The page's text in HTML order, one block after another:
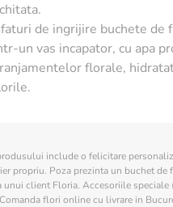
de ingrijire buchete
un vas incapator, cu apa
florale,
include o felicitare
propriu. Poza prezinta un buchet
unui client Floria. Accesoriile
flori online cu livrare in